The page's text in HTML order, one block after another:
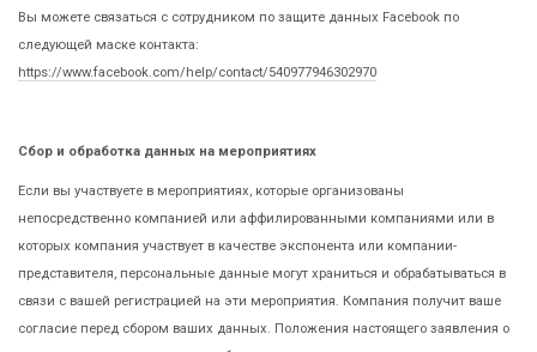
Вы можете связаться с сотрудником по защите данных Facebook по
следующей маске контакта:
https://www.facebook.com/help/contact/540977946302970
Сбор и обработка данных на мероприятиях
Если вы участвуете в мероприятиях, которые организованы
непосредственно компанией или аффилированными компаниями или в
которых компания участвует в качестве экспонента или компании-
представителя, персональные данные могут храниться и обрабатываться в
связи с вашей регистрацией на эти мероприятия. Компания получит ваше
согласие перед сбором ваших данных. Положения настоящего заявления о